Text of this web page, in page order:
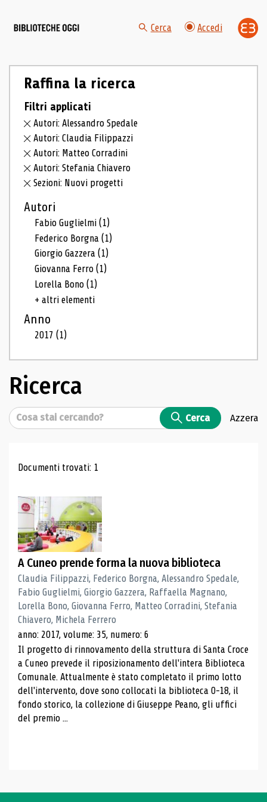
Cerca Accedi
Raffina la ricerca
Filtri applicati
Autori: Alessandro Spedale
Autori: Claudia Filippazzi
Autori: Matteo Corradini
Autori: Stefania Chiavero
Sezioni: Nuovi progetti
Autori
Fabio Guglielmi(1)
Federico Borgna(1)
Giorgio Gazzera(1)
Giovanna Ferro(1)
Lorella Bono(1)
+ altri elementi
Anno
2017(1)
Ricerca
Cerca Cerca Azzera
Risultati di ricerca
Documenti trovati: 1
A Cuneo prende forma la nuova biblioteca
Claudia Filippazzi, Federico Borgna, Alessandro Spedale,
Fabio Guglielmi, Giorgio Gazzera, Raffaella Magnano,
Lorella Bono, Giovanna Ferro, Matteo Corradini, Stefania
Chiavero, Michela Ferrero
anno: 2017, volume: 35, numero: 6
Il progetto di rinnovamento della struttura di Santa Croce
a Cuneo prevede il riposizionamento dell'intera Biblioteca
Comunale. Attualmente è stato completato il primo lotto
dell'intervento, dove sono collocati la biblioteca 0-18, il
fondo storico, la collezione di Giuseppe Peano, gli uffici
del premio ...